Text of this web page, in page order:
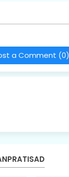
a Comment (0)